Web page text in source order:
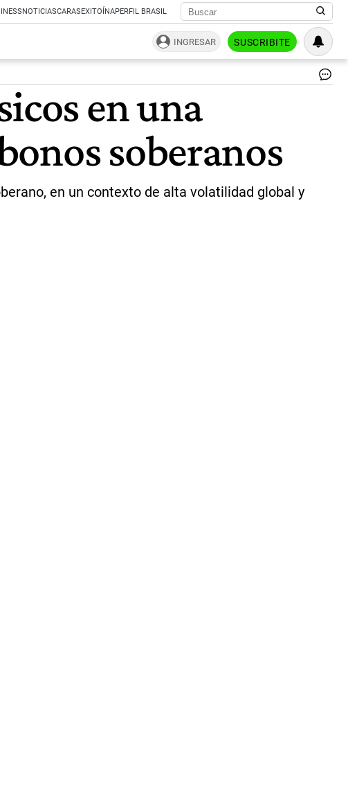
NOTICIASCARASEXITOÍNAPERFIL BRASIL
INGRESAR SUSCRIBITE
en una
soberanos
en un contexto de alta volatilidad global y